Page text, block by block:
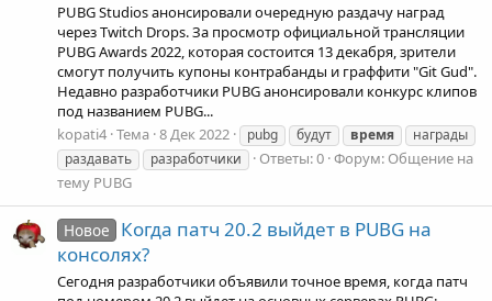
PUBG Studios анонсировали очередную раздачу наград
через Twitch Drops. За просмотр официальной трансляции
PUBG Awards 2022, которая состоится 13 декабря, зрители
смогут получить купоны контрабанды и граффити "Git Gud".
Недавно разработчики PUBG анонсировали конкурс клипов
под названием PUBG...
kopati4 Тема 8 Дек 2022 pubg будут время
награды
раздавать
разработчики Ответы: 0 Форум: Общение на
тему PUBG
Новое
Когда патч 20.2 выйдет в PUBG на
консолях?
Сегодня разработчики объявили точное время, когда патч